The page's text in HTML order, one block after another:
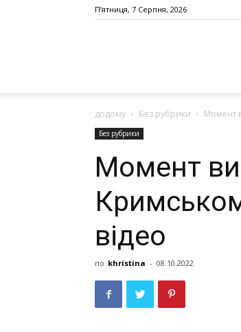
П’ятниця, 7 Серпня, 2026
додому Без рубрики Момент
Без рубрики
Момент
відео
по khristina - 08.10.2022